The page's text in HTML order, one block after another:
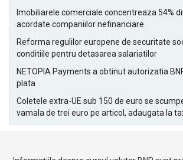
Imobiliarele comerciale concentreaza 54%
acordate companiilor nefinanciare
Reforma regulilor europene de securitate
conditiile pentru detasarea salariatilor
NETOPIA Payments a obtinut autorizatia
plata
Coletele extra-UE sub 150 de euro se
vamala de trei euro pe articol, adaugata la